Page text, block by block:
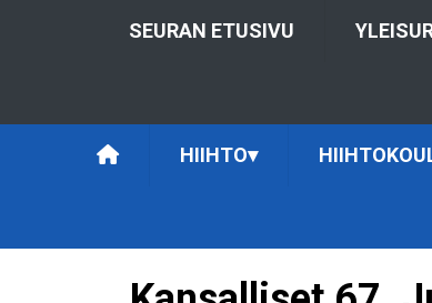
SEURAN ETUSIVU
HIIHTO▾